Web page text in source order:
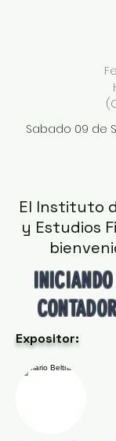
Sabado 09 de
El Instituto
y Estudios
Expositor: